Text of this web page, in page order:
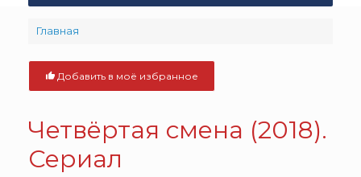
Главная
Добавить в моё избранное
Четвёртая смена (2018).
Сериал